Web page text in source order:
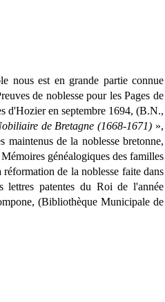
nous est en grande partie connue
de noblesse pour les Pages de
d'Hozier en septembre 1694, (B.N.,
de Bretagne (1668-1671) »,
maintenus de la noblesse bretonne,
généalogiques des familles
de la noblesse faite dans
lettres patentes du Roi de l'année
(Bibliothèque Municipale de